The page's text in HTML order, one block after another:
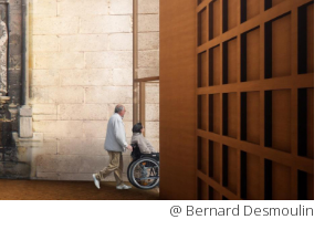
@ Bernard Desmoulin